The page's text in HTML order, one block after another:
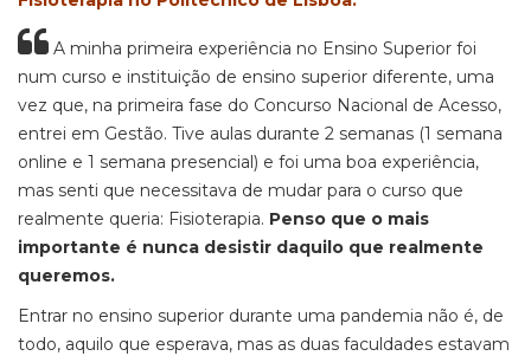
A minha primeira experiência no Ensino Superior foi
num curso e instituição de ensino superior diferente, uma
vez que, na primeira fase do Concurso Nacional de Acesso,
entrei em Gestão. Tive aulas durante 2 semanas (1 semana
online e 1 semana presencial) e foi uma boa experiência,
mas senti que necessitava de mudar para o curso que
realmente queria: Fisioterapia. Penso que o mais
importante é nunca desistir daquilo que realmente
queremos.
Entrar no ensino superior durante uma pandemia não é, de
todo, aquilo que esperava, mas as duas faculdades estavam